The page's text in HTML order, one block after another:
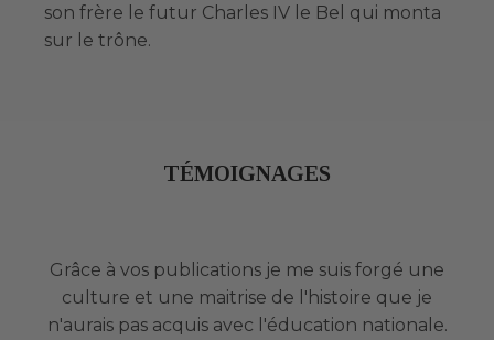
son frère le futur Charles IV le Bel qui monta
sur le trône.
TÉMOIGNAGES
Grâce à vos publications je me suis forgé une
culture et une maitrise de l'histoire que je
n'aurais pas acquis avec l'éducation nationale.